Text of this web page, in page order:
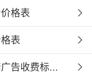
格表
表
告收费标...